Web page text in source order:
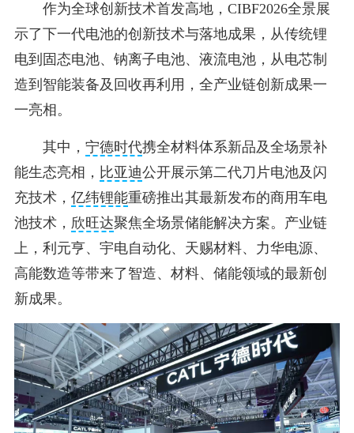
作为全球创新技术首发高地，CIBF2026全景展
示了下一代电池的创新技术与落地成果，从传统锂
电到固态电池、钠离子电池、液流电池，从电芯制
造到智能装备及回收再利用，全产业链创新成果一
一亮相。
其中， 宁德时代携全材料体系新品及全场景补
能生态亮相， 比亚迪公开展示第二代刀片电池及闪
充技术， 亿纬锂能重磅推出其最新发布的商用车电
池技术， 欣旺达聚焦全场景储能解决方案。产业链
上，利元亨、宇电自动化、天赐材料、力华电源、
高能数造等带来了智造、材料、储能领域的最新创
新成果。